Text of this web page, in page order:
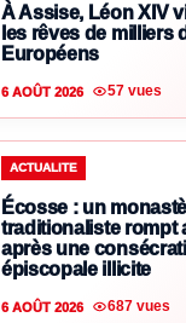
À Assise, Léon XIV
les rêves de milliers
Européens
6 AOÛT 2026 57 vues
ACTUALITE
Écosse : un
traditionaliste rompt
après une
épiscopale illicite
6 AOÛT 2026 687 vues